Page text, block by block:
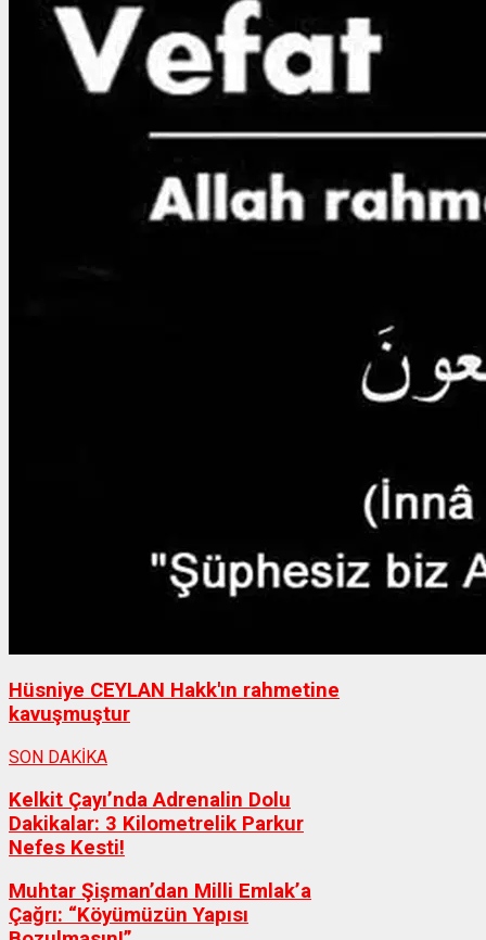
Hüsniye CEYLAN Hakk'ın rahmetine
kavuşmuştur
SON DAKİKA
Kelkit Çayı’nda Adrenalin Dolu
Dakikalar: 3 Kilometrelik Parkur
Nefes Kesti!
Muhtar Şişman’dan Milli Emlak’a
Çağrı: “Köyümüzün Yapısı